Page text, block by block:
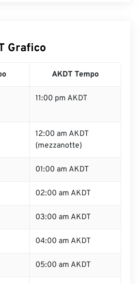
Grafico
AKDT Tempo
11:00 pm AKDT
12:00 am AKDT
(mezzanotte)
01:00 am AKDT
02:00 am AKDT
03:00 am AKDT
04:00 am AKDT
05:00 am AKDT